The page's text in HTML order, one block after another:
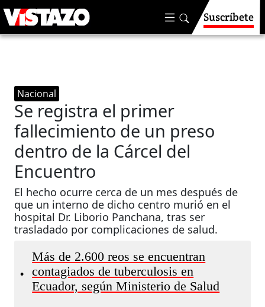
Suscríbete
Nacional
Se registra el primer
fallecimiento de un preso
dentro de la Cárcel del
Encuentro
El hecho ocurre cerca de un mes después de
que un interno de dicho centro murió en el
hospital Dr. Liborio Panchana, tras ser
trasladado por complicaciones de salud.
•
Más de 2.600 reos se encuentran
contagiados de tuberculosis en
Ecuador, según Ministerio de Salud